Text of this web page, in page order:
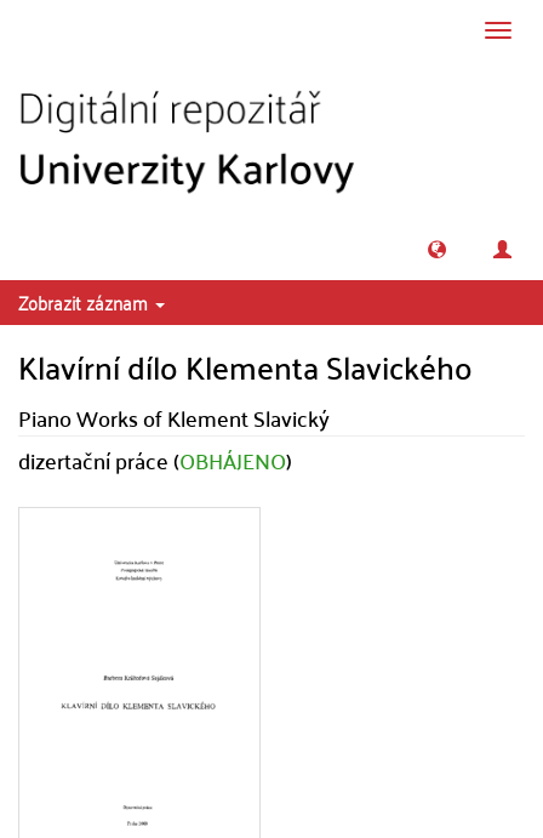
Zobrazit záznam
Klavírní dílo Klementa Slavického
Piano Works of Klement Slavický
dizertační práce (OBHÁJENO)